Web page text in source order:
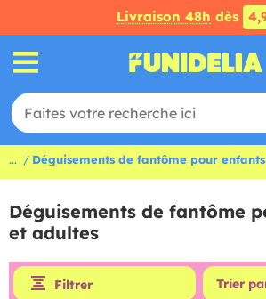
Livraison 48h dès
... Déguisements de fantôme pour
Déguisements de fantôme
et adultes
Filtrer